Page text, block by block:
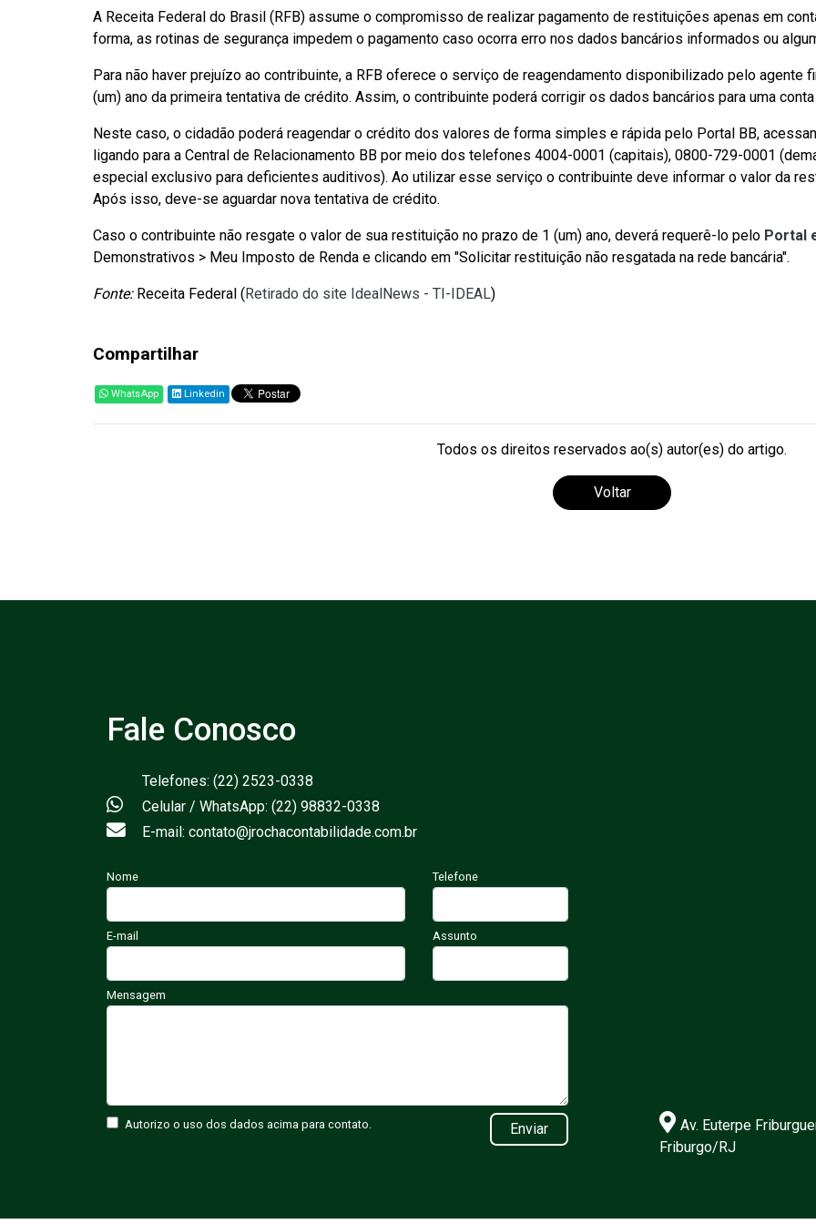
A Receita Federal do Brasil (RFB) assume o compromisso de realizar pagamento de restituições apenas em
forma, as rotinas de segurança impedem o pagamento caso ocorra erro nos dados bancários informados ou
Para não haver prejuízo ao contribuinte, a RFB oferece o serviço de reagendamento disponibilizado pelo agente
(um) ano da primeira tentativa de crédito. Assim, o contribuinte poderá corrigir os dados bancários para uma
Neste caso, o cidadão poderá reagendar o crédito dos valores de forma simples e rápida pelo Portal BB,
ligando para a Central de Relacionamento BB por meio dos telefones 4004-0001 (capitais), 0800-729-0001
especial exclusivo para deficientes auditivos). Ao utilizar esse serviço o contribuinte deve informar o valor da
Após isso, deve-se aguardar nova tentativa de crédito.
Caso o contribuinte não resgate o valor de sua restituição no prazo de 1 (um) ano, deverá requerê-lo pelo Portal
Demonstrativos > Meu Imposto de Renda e clicando em "Solicitar restituição não resgatada na rede bancária".
Fonte:Receita Federal (Retirado do site IdealNews - TI-IDEAL)
Compartilhar
WhatsApp Linkedin
Todos os direitos reservados ao(s) autor(es) do artigo.
Voltar
Fale Conosco
Telefones: (22) 2523-0338
Celular / WhatsApp: (22) 98832-0338
E-mail: contato@jrochacontabilidade.com.br
Nome Telefone
E-mail Assunto
Mensagem
Autorizo o uso dos dados acima para contato. Enviar
Av. Euterpe
Friburgo/RJ